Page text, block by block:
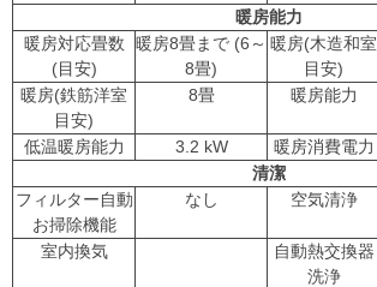
暖房能力
暖房対応畳数
(目安)
暖房8畳まで (6～
8畳)
暖房(木造和室
目安)
暖房(鉄筋洋室
目安)
8畳 暖房能力
低温暖房能力 3.2 kW 暖房消費電力
清潔
フィルター自動
お掃除機能
なし 空気清浄
室内換気
自動熱交換器
洗浄